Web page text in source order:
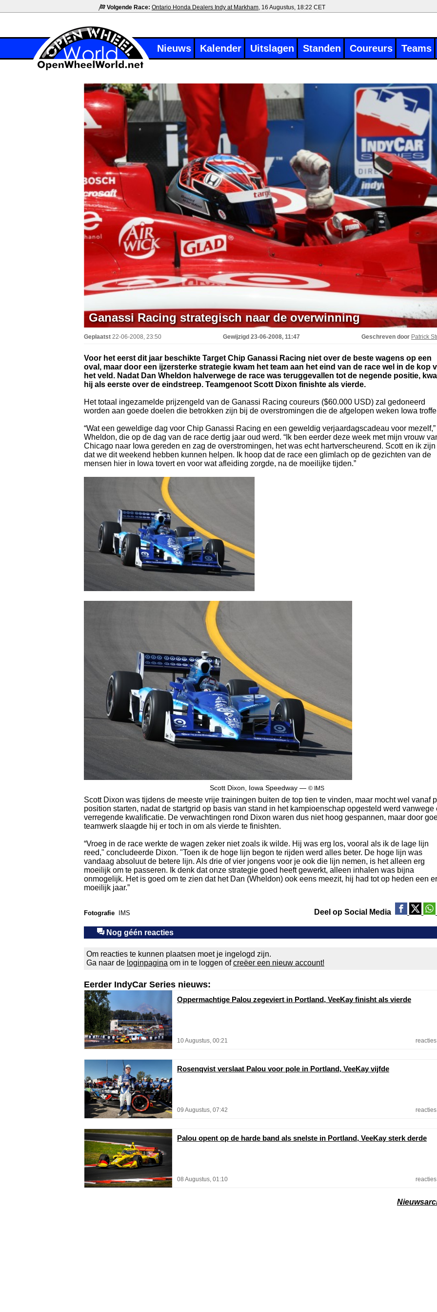
Volgende Race: Ontario Honda Dealers Indy at Markham, 16 Augustus, 18:22 CET
Nieuws Kalender Uitslagen Standen Coureurs Teams
Ganassi Racing strategisch naar de overwinning
Geplaatst 22-06-2008, 23:50 Gewijzigd 23-06-2008, 11:47 Geschreven door Patrick
Voor het eerst dit jaar beschikte Target Chip Ganassi Racing niet over de beste wagens op een
oval, maar door een ijzersterke strategie kwam het team aan het eind van de race wel in de kop
het veld. Nadat Dan Wheldon halverwege de race was teruggevallen tot de negende positie,
hij als eerste over de eindstreep. Teamgenoot Scott Dixon finishte als vierde.
Het totaal ingezamelde prijzengeld van de Ganassi Racing coureurs ($60.000 USD) zal gedoneerd
worden aan goede doelen die betrokken zijn bij de overstromingen die de afgelopen weken Iowa
“Wat een geweldige dag voor Chip Ganassi Racing en een geweldig verjaardagscadeau voor
Wheldon, die op de dag van de race dertig jaar oud werd. “Ik ben eerder deze week met mijn vrouw
Chicago naar Iowa gereden en zag de overstromingen, het was echt hartverscheurend. Scott en ik
dat we dit weekend hebben kunnen helpen. Ik hoop dat de race een glimlach op de gezichten van de
mensen hier in Iowa tovert en voor wat afleiding zorgde, na de moeilijke tijden.”
Scott Dixon, Iowa Speedway — © IMS
Scott Dixon was tijdens de meeste vrije trainingen buiten de top tien te vinden, maar mocht wel vanaf
position starten, nadat de startgrid op basis van stand in het kampioenschap opgesteld werd vanwege
verregende kwalificatie. De verwachtingen rond Dixon waren dus niet hoog gespannen, maar door
teamwerk slaagde hij er toch in om als vierde te finishten.
“Vroeg in de race werkte de wagen zeker niet zoals ik wilde. Hij was erg los, vooral als ik de lage lijn
reed," concludeerde Dixon. "Toen ik de hoge lijn begon te rijden werd alles beter. De hoge lijn was
vandaag absoluut de betere lijn. Als drie of vier jongens voor je ook die lijn nemen, is het alleen erg
moeilijk om te passeren. Ik denk dat onze strategie goed heeft gewerkt, alleen inhalen was bijna
onmogelijk. Het is goed om te zien dat het Dan (Wheldon) ook eens meezit, hij had tot op heden een
moeilijk jaar.”
Fotografie IMS Deel op Social Media
Nog géén reacties
Om reacties te kunnen plaatsen moet je ingelogd zijn.
Ga naar de loginpagina om in te loggen ofcreëer een nieuw account!
Eerder IndyCar Series nieuws:
Oppermachtige Palou zegeviert in Portland, VeeKay finisht als vierde
10 Augustus, 00:21
Rosenqvist verslaat Palou voor pole in Portland, VeeKay vijfde
09 Augustus, 07:42
Palou opent op de harde band als snelste in Portland, VeeKay sterk derde
08 Augustus, 01:10